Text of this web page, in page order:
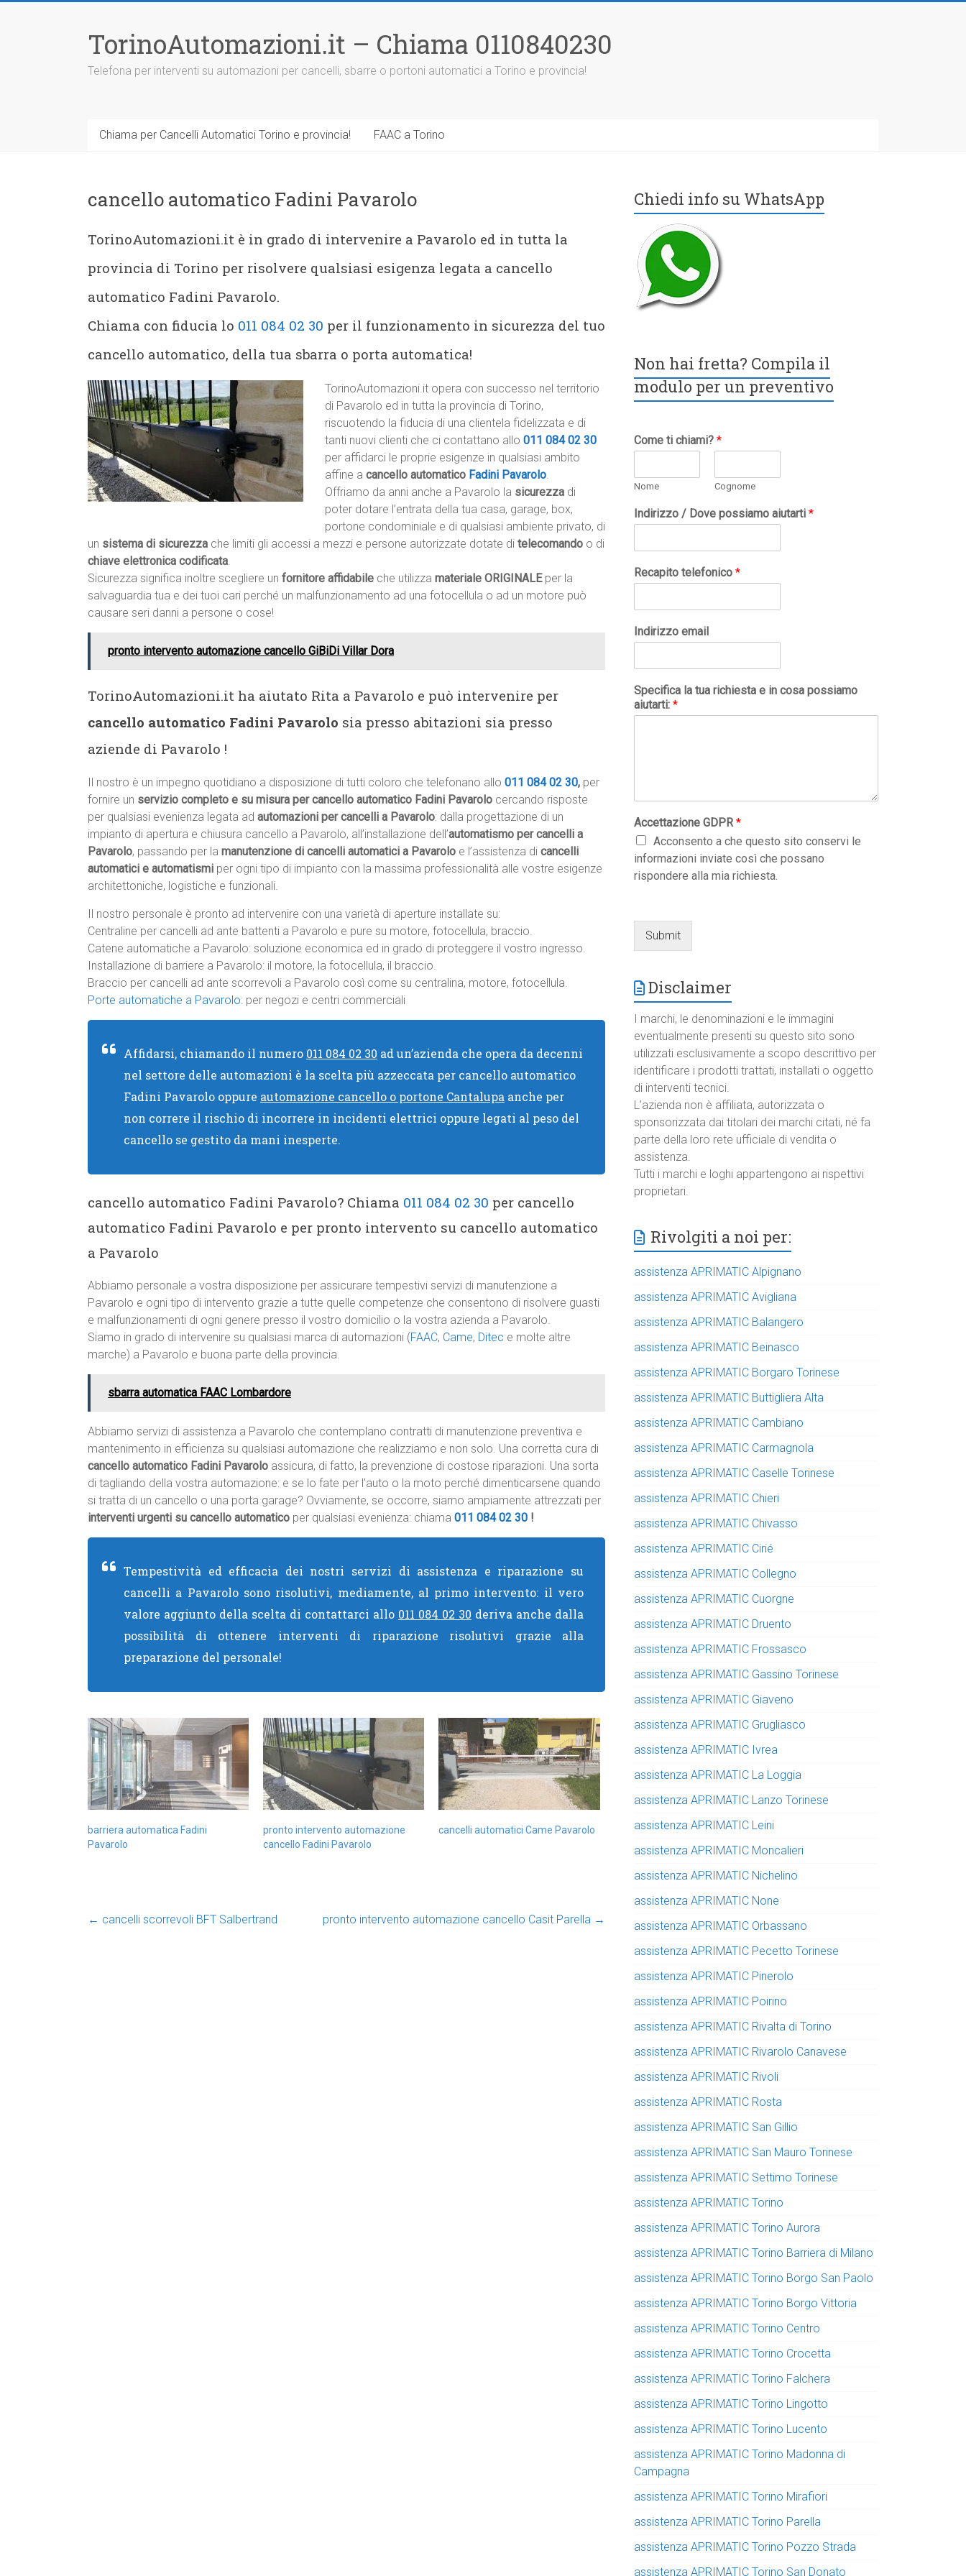
TorinoAutomazioni.it – Chiama 0110840230
Telefona per interventi su automazioni per cancelli, sbarre o portoni automatici a Torino e provincia!
Chiama per Cancelli Automatici Torino e provincia! FAAC a Torino
cancello automatico Fadini Pavarolo
TorinoAutomazioni.it è in grado di intervenire a Pavarolo ed in tutta la
provincia di Torino per risolvere qualsiasi esigenza legata a cancello
automatico Fadini Pavarolo.
Chiama con fiducia lo 011 084 02 30 per il funzionamento in sicurezza del tuo
cancello automatico, della tua sbarra o porta automatica!
TorinoAutomazioni.it opera con successo nel territorio
di Pavarolo ed in tutta la provincia di Torino,
riscuotendo la fiducia di una clientela fidelizzata e di
tanti nuovi clienti che ci contattano allo 011 084 02 30
per affidarci le proprie esigenze in qualsiasi ambito
affine a cancello automatico Fadini Pavarolo.
Offriamo da anni anche a Pavarolo la sicurezza di
poter dotare l’entrata della tua casa, garage, box,
portone condominiale e di qualsiasi ambiente privato, di
un sistema di sicurezza che limiti gli accessi a mezzi e persone autorizzate dotate di telecomando o di
chiave elettronica codificata.
Sicurezza significa inoltre scegliere un fornitore affidabile che utilizza materiale ORIGINALEper la
salvaguardia tua e dei tuoi cari perché un malfunzionamento ad una fotocellula o ad un motore può
causare seri danni a persone o cose!
pronto intervento automazione cancello GiBiDi Villar Dora
TorinoAutomazioni.it ha aiutato Rita a Pavarolo e può intervenire per
cancello automatico Fadini Pavarolo sia presso abitazioni sia presso
aziende di Pavarolo !
Il nostro è un impegno quotidiano a disposizione di tutti coloro che telefonano allo 011 084 02 30, per
fornire un servizio completo e su misura per cancello automatico Fadini Pavarolo cercando risposte
per qualsiasi evenienza legata ad automazioni per cancelli a Pavarolo: dalla progettazione di un
impianto di apertura e chiusura cancello a Pavarolo, all’installazione dell’automatismo per cancelli a
Pavarolo, passando per la manutenzione di cancelli automatici a Pavarolo e l’assistenza di cancelli
automatici e automatismi per ogni tipo di impianto con la massima professionalità alle vostre esigenze
architettoniche, logistiche e funzionali.
Il nostro personale è pronto ad intervenire con una varietà di aperture installate su:
Centraline per cancelli ad ante battenti a Pavarolo e pure su motore, fotocellula, braccio.
Catene automatiche a Pavarolo: soluzione economica ed in grado di proteggere il vostro ingresso.
Installazione di barriere a Pavarolo: il motore, la fotocellula, il braccio.
Braccio per cancelli ad ante scorrevoli a Pavarolo così come su centralina, motore, fotocellula.
Porte automatiche a Pavarolo: per negozi e centri commerciali
Affidarsi, chiamando il numero 011 084 02 30 ad un’azienda che opera da decenni
nel settore delle automazioni è la scelta più azzeccata per cancello automatico
Fadini Pavarolo oppure automazione cancello o portone Cantalupa anche per
non correre il rischio di incorrere in incidenti elettrici oppure legati al peso del
cancello se gestito da mani inesperte.
cancello automatico Fadini Pavarolo? Chiama 011 084 02 30 per cancello
automatico Fadini Pavarolo e per pronto intervento su cancello automatico
a Pavarolo
Abbiamo personale a vostra disposizione per assicurare tempestivi servizi di manutenzione a
Pavarolo e ogni tipo di intervento grazie a tutte quelle competenze che consentono di risolvere guasti
e malfunzionamenti di ogni genere presso il vostro domicilio o la vostra azienda a Pavarolo.
Siamo in grado di intervenire su qualsiasi marca di automazioni (FAAC, Came, Ditec e molte altre
marche) a Pavarolo e buona parte della provincia.
sbarra automatica FAAC Lombardore
Abbiamo servizi di assistenza a Pavarolo che contemplano contratti di manutenzione preventiva e
mantenimento in efficienza su qualsiasi automazione che realizziamo e non solo. Una corretta cura di
cancello automatico Fadini Pavarolo assicura, di fatto, la prevenzione di costose riparazioni. Una sorta
di tagliando della vostra automazione: e se lo fate per l’auto o la moto perché dimenticarsene quando
si tratta di un cancello o una porta garage? Ovviamente, se occorre, siamo ampiamente attrezzati per
interventi urgenti su cancello automatico per qualsiasi evenienza: chiama 011 084 02 30 !
Tempestività ed efficacia dei nostri servizi di assistenza e riparazione su
cancelli a Pavarolo sono risolutivi, mediamente, al primo intervento: il vero
valore aggiunto della scelta di contattarci allo 011 084 02 30 deriva anche dalla
possibilità di ottenere interventi di riparazione risolutivi grazie alla
preparazione del personale!
barriera automatica Fadini
Pavarolo
pronto intervento automazione
cancello Fadini Pavarolo
cancelli automatici Came Pavarolo
← cancelli scorrevoli BFT Salbertrand pronto intervento automazione cancello Casit Parella →
Chiedi info su WhatsApp
Non hai fretta? Compila il
modulo per un preventivo
Come ti chiami?*
Nome Cognome
Indirizzo / Dove possiamo aiutarti*
Recapito telefonico*
Indirizzo email
Specifica la tua richiesta e in cosa possiamo
aiutarti:*
Accettazione GDPR*
Acconsento a che questo sito conservi le
informazioni inviate così che possano
rispondere alla mia richiesta.
Submit
Disclaimer
I marchi, le denominazioni e le immagini
eventualmente presenti su questo sito sono
utilizzati esclusivamente a scopo descrittivo per
identificare i prodotti trattati, installati o oggetto
di interventi tecnici.
L’azienda non è affiliata, autorizzata o
sponsorizzata dai titolari dei marchi citati, né fa
parte della loro rete ufficiale di vendita o
assistenza.
Tutti i marchi e loghi appartengono ai rispettivi
proprietari.
Rivolgiti a noi per:
assistenza APRIMATIC Alpignano
assistenza APRIMATIC Avigliana
assistenza APRIMATIC Balangero
assistenza APRIMATIC Beinasco
assistenza APRIMATIC Borgaro Torinese
assistenza APRIMATIC Buttigliera Alta
assistenza APRIMATIC Cambiano
assistenza APRIMATIC Carmagnola
assistenza APRIMATIC Caselle Torinese
assistenza APRIMATIC Chieri
assistenza APRIMATIC Chivasso
assistenza APRIMATIC Cirié
assistenza APRIMATIC Collegno
assistenza APRIMATIC Cuorgne
assistenza APRIMATIC Druento
assistenza APRIMATIC Frossasco
assistenza APRIMATIC Gassino Torinese
assistenza APRIMATIC Giaveno
assistenza APRIMATIC Grugliasco
assistenza APRIMATIC Ivrea
assistenza APRIMATIC La Loggia
assistenza APRIMATIC Lanzo Torinese
assistenza APRIMATIC Leini
assistenza APRIMATIC Moncalieri
assistenza APRIMATIC Nichelino
assistenza APRIMATIC None
assistenza APRIMATIC Orbassano
assistenza APRIMATIC Pecetto Torinese
assistenza APRIMATIC Pinerolo
assistenza APRIMATIC Poirino
assistenza APRIMATIC Rivalta di Torino
assistenza APRIMATIC Rivarolo Canavese
assistenza APRIMATIC Rivoli
assistenza APRIMATIC Rosta
assistenza APRIMATIC San Gillio
assistenza APRIMATIC San Mauro Torinese
assistenza APRIMATIC Settimo Torinese
assistenza APRIMATIC Torino
assistenza APRIMATIC Torino Aurora
assistenza APRIMATIC Torino Barriera di Milano
assistenza APRIMATIC Torino Borgo San Paolo
assistenza APRIMATIC Torino Borgo Vittoria
assistenza APRIMATIC Torino Centro
assistenza APRIMATIC Torino Crocetta
assistenza APRIMATIC Torino Falchera
assistenza APRIMATIC Torino Lingotto
assistenza APRIMATIC Torino Lucento
assistenza APRIMATIC Torino Madonna di
Campagna
assistenza APRIMATIC Torino Mirafiori
assistenza APRIMATIC Torino Parella
assistenza APRIMATIC Torino Pozzo Strada
assistenza APRIMATIC Torino San Donato